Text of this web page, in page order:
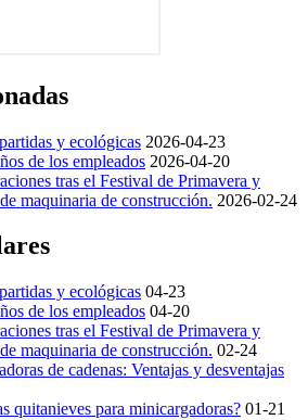
y ecológicas 2026-04-23
de los empleados 2026-04-20
tras el Festival de Primavera y
maquinaria de construcción. 2026-02-24
y ecológicas 04-23
de los empleados 04-20
tras el Festival de Primavera y
maquinaria de construcción. 02-24
de cadenas: Ventajas y desventajas
quitanieves para minicargadoras? 01-21